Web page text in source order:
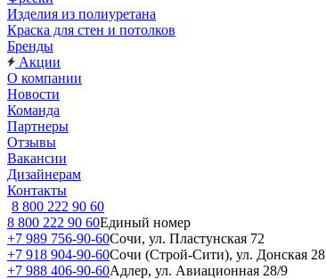
Изделия из полиуретана
Краска для стен и потолков
Бренды
Акции
О компании
Новости
Команда
Партнеры
Отзывы
Вакансии
Дизайнерам
Контакты
8 800 222 90 60
8 800 222 90 60Единый номер
+7 989 756-90-60Сочи, ул. Пластунская 72
+7 918 904-90-60Сочи (Строй-Сити), ул. Донская 28
+7 988 406-90-60Адлер, ул. Авиационная 28/9